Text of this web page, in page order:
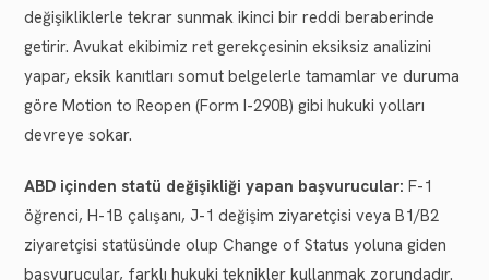
değişikliklerle tekrar sunmak ikinci bir reddi beraberinde
getirir. Avukat ekibimiz ret gerekçesinin eksiksiz analizini
yapar, eksik kanıtları somut belgelerle tamamlar ve duruma
göre Motion to Reopen (Form I-290B) gibi hukuki yolları
devreye sokar.
ABD içinden statü değişikliği yapan başvurucular: F-1
öğrenci, H-1B çalışanı, J-1 değişim ziyaretçisi veya B1/B2
ziyaretçisi statüsünde olup Change of Status yoluna giden
başvurucular, farklı hukuki teknikler kullanmak zorundadır.